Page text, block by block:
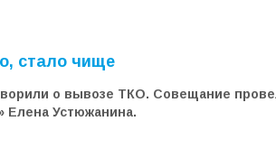
стало чище
о вывозе ТКО. Совещание
Елена Устюжанина.